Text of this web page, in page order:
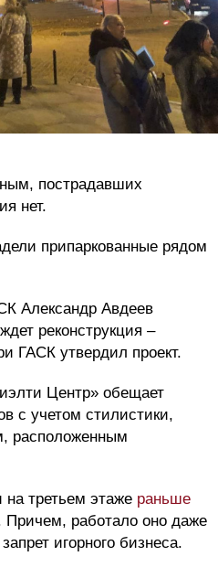
пострадавших
нет.
припаркованные рядом
Александр Авдеев
реконструкция –
ГАСК утвердил проект.
Центр» обещает
с учетом стилистики,
расположенным
третьем этаже раньше
Причем, работало оно даже
игорного бизнеса.